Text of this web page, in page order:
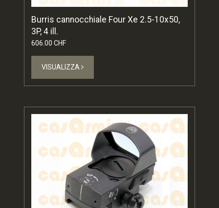
Burris cannocchiale Four Xe 2.5-10x50,
3P, 4 ill.
606.00 CHF
VISUALIZZA